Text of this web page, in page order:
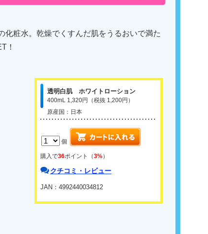
化粧水。乾燥でくすんだ肌をうるおいで満た
！
透明白肌 ホワイトローション
400mL 1,320円（税抜 1,200円）
原産国：日本
個
購入で36ポイント（3%）
クチコミ・レビュー
JAN：4992440034812